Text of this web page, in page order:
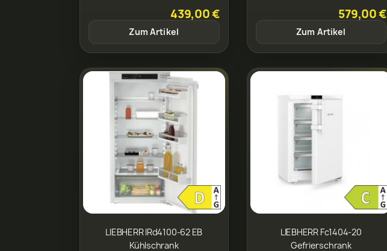
439,00 €
Zum Artikel
579,00 €
Zum Artikel
LIEBHERR IRd4100-62 EB
Kühlschrank
LIEBHERR Fc1404-20
Gefrierschrank